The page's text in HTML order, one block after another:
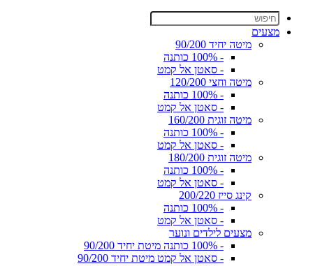
מצעים
מיטה יחיד 90/200
- 100% כותנה
- סאטן אל קמט
מיטה וחצי 120/200
- 100% כותנה
- סאטן אל קמט
מיטה זוגית 160/200
- 100% כותנה
- סאטן אל קמט
מיטה זוגית 180/200
- 100% כותנה
- סאטן אל קמט
קינג סייז 200/220
- 100% כותנה
- סאטן אל קמט
מצעים לילדים ונוער
- 100% כותנה מיטת יחיד 90/200
- סאטן אל קמט מיטת יחיד 90/200